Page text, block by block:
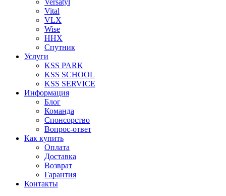
Versatyl
Vital
VLX
Wise
ННХ
Спутник
Услуги
KSS PARK
KSS SCHOOL
KSS SERVICE
Информация
Блог
Команда
Спонсорство
Вопрос-ответ
Как купить
Оплата
Доставка
Возврат
Гарантия
Контакты